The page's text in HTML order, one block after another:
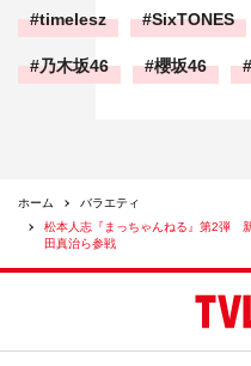
timelesz SixTONES
乃木坂46 櫻坂46
ホーム
バラエティ
松本人志『まっちゃんねる』第2弾
田真治ら参戦